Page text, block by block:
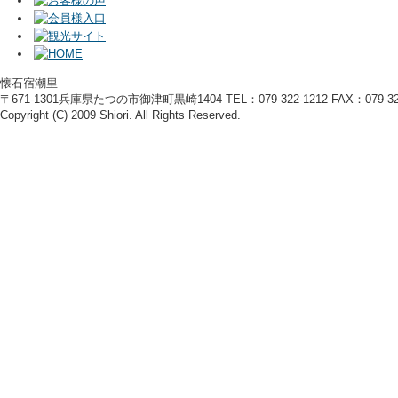
懐石宿潮里
〒671-1301兵庫県たつの市御津町黒崎1404 TEL：079-322-1212 FAX：079-
Copyright (C) 2009 Shiori. All Rights Reserved.